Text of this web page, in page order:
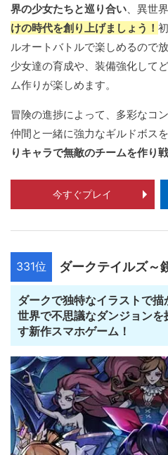
界の少女たちと巡り合い、異世
けの時代を創り上げましょう！
ルオートバトルで楽しめるので
少女達の育成や、装備強化して
ム作りが楽しめます。
冒険の進捗によって、多彩なコ
仲間と一緒に強力なギルドボスを
りキャラで無敵のチームを作り
今すぐプレイ
331位 ダークテイルズ～
ダークで独特なイラストで
世界で不思議なダンジョン
す新作スマホゲーム！